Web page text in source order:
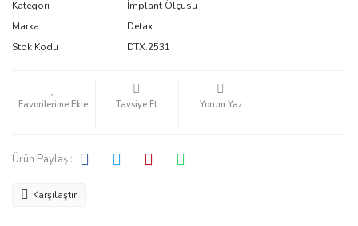
Kategori
İmplant Ölçüsü
Marka
Detax
Stok Kodu
DTX.2531
Tavsiye Et Yorum Yaz
Ürün Paylaş :
Karşılaştır